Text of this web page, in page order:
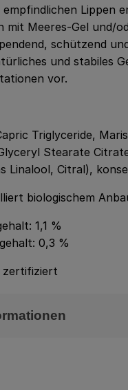
Lippen
Meeres-Gel und/
schützend
und stabiles
vor.
Triglyceride,
Stearate
Linalool, Citral),
biologischem
1,1 %
0,3 %
zertifiziert